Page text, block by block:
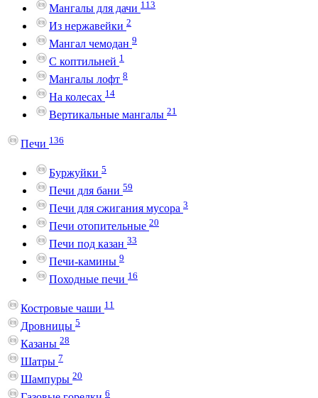
Мангалы для дачи 113
Из нержавейки 2
Мангал чемодан 9
С коптильней 1
Мангалы лофт 8
На колесах 14
Вертикальные мангалы 21
Печи 136
Буржуйки 5
Печи для бани 59
Печи для сжигания мусора 3
Печи отопительные 20
Печи под казан 33
Печи-камины 9
Походные печи 16
Костровые чаши 11
Дровницы 5
Казаны 28
Шатры 7
Шампуры 20
6